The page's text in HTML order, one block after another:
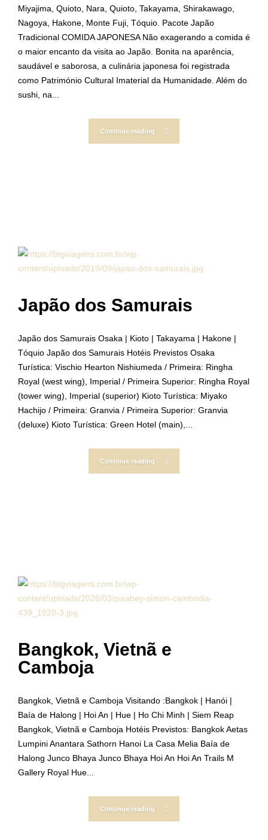
Miyajima, Quioto, Nara, Quioto, Takayama, Shirakawago,
Nagoya, Hakone, Monte Fuji, Tóquio. Pacote Japão
Tradicional COMIDA JAPONESA Não exagerando a comida é
o maior encanto da visita ao Japão. Bonita na aparência,
saudável e saborosa, a culinária japonesa foi registrada
como Património Cultural Imaterial da Humanidade. Além do
sushi, na...
Continue reading
Japão dos Samurais
Japão dos Samurais Osaka | Kioto | Takayama | Hakone |
Tóquio Japão dos Samurais Hotéis Previstos Osaka
Turística: Vischio Hearton Nishiumeda / Primeira: Ringha
Royal (west wing), Imperial / Primeira Superior: Ringha Royal
(tower wing), Imperial (superior) Kioto Turística: Miyako
Hachijo / Primeira: Granvia / Primeira Superior: Granvia
(deluxe) Kioto Turística: Green Hotel (main),...
Continue reading
Bangkok, Vietnã e
Camboja
Bangkok, Vietnã e Camboja Visitando :Bangkok | Hanói |
Baía de Halong | Hoi An | Hue | Ho Chi Minh | Siem Reap
Bangkok, Vietnã e Camboja Hotéis Previstos: Bangkok Aetas
Lumpini Anantara Sathorn Hanoi La Casa Melia Baía de
Halong Junco Bhaya Junco Bhaya Hoi An Hoi An Trails M
Gallery Royal Hue...
Continue reading